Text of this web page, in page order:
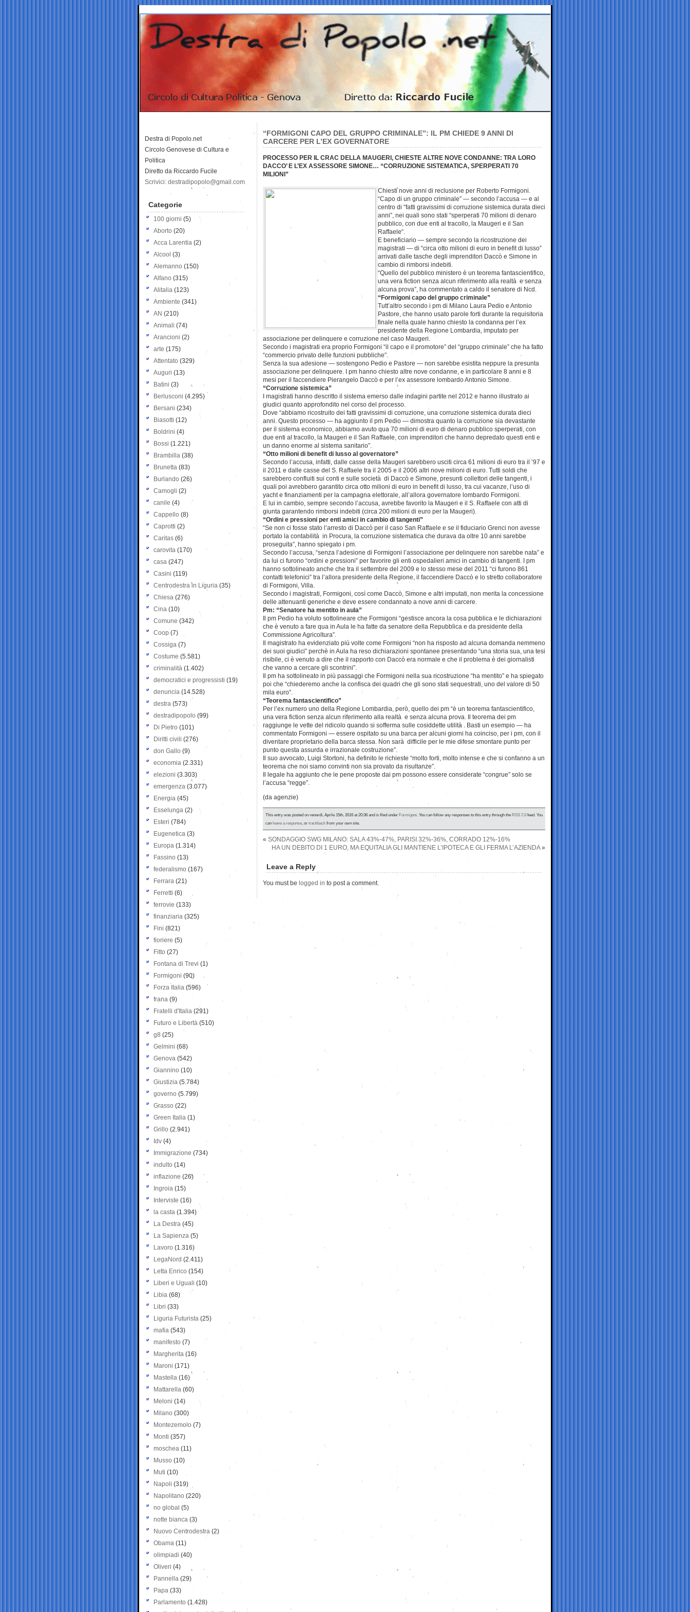
“FORMIGONI CAPO DEL GRUPPO CRIMINALE”: IL PM CHIEDE 9 ANNI DI
CARCERE PER L’EX GOVERNATORE
PROCESSO PER IL CRAC DELLA MAUGERI, CHIESTE ALTRE NOVE CONDANNE: TRA LORO
DACCO’ E L’EX ASSESSORE SIMONE… “CORRUZIONE SISTEMATICA, SPERPERATI 70
MILIONI”
Chiesti nove anni di reclusione per Roberto Formigoni.
“Capo di un gruppo criminale” — secondo l’accusa — e al
centro di “fatti gravissimi di corruzione sistemica durata dieci
anni”, nei quali sono stati “sperperati 70 milioni di denaro
pubblico, con due enti al tracollo, la Maugeri e il San
Raffaele“.
E beneficiario — sempre secondo la ricostruzione dei
magistrati — di “circa otto milioni di euro in benefit di lusso”
arrivati dalle tasche degli imprenditori Daccò e Simone in
cambio di rimborsi indebiti.
“Quello del pubblico ministero è un teorema fantascientifico,
una vera fiction senza alcun riferimento alla realtà e senza
alcuna prova”, ha commentato a caldo il senatore di Ncd.
“Formigoni capo del gruppo criminale”
Tutt’altro secondo i pm di Milano Laura Pedio e Antonio
Pastore, che hanno usato parole forti durante la requisitoria
finale nella quale hanno chiesto la condanna per l’ex
presidente della Regione Lombardia, imputato per
associazione per delinquere e corruzione nel caso Maugeri.
Secondo i magistrati era proprio Formigoni “il capo e il promotore” del “gruppo criminale” che ha fatto
“commercio privato delle funzioni pubbliche”.
Senza la sua adesione — sostengono Pedio e Pastore — non sarebbe esistita neppure la presunta
associazione per delinquere. I pm hanno chiesto altre nove condanne, e in particolare 8 anni e 8
mesi per il faccendiere Pierangelo Daccò e per l’ex assessore lombardo Antonio Simone.
“Corruzione sistemica”
I magistrati hanno descritto il sistema emerso dalle indagini partite nel 2012 e hanno illustrato ai
giudici quanto approfondito nel corso del processo.
Dove “abbiamo ricostruito dei fatti gravissimi di corruzione, una corruzione sistemica durata dieci
anni. Questo processo — ha aggiunto il pm Pedio — dimostra quanto la corruzione sia devastante
per il sistema economico, abbiamo avuto qua 70 milioni di euro di denaro pubblico sperperati, con
due enti al tracollo, la Maugeri e il San Raffaele, con imprenditori che hanno depredato questi enti e
un danno enorme al sistema sanitario”.
“Otto milioni di benefit di lusso al governatore”
Secondo l’accusa, infatti, dalle casse della Maugeri sarebbero usciti circa 61 milioni di euro tra il ’97 e
il 2011 e dalle casse del S. Raffaele tra il 2005 e il 2006 altri nove milioni di euro. Tutti soldi che
sarebbero confluiti sui conti e sulle società di Daccò e Simone, presunti collettori delle tangenti, i
quali poi avrebbero garantito circa otto milioni di euro in benefit di lusso, tra cui vacanze, l’uso di
yacht e finanziamenti per la campagna elettorale, all’allora governatore lombardo Formigoni.
E lui in cambio, sempre secondo l’accusa, avrebbe favorito la Maugeri e il S. Raffaele con atti di
giunta garantendo rimborsi indebiti (circa 200 milioni di euro per la Maugeri).
“Ordini e pressioni per enti amici in cambio di tangenti”
“Se non ci fosse stato l’arresto di Daccò per il caso San Raffaele e se il fiduciario Grenci non avesse
portato la contabilità in Procura, la corruzione sistematica che durava da oltre 10 anni sarebbe
proseguita”, hanno spiegato i pm.
Secondo l’accusa, “senza l’adesione di Formigoni l’associazione per delinquere non sarebbe nata” e
da lui ci furono “ordini e pressioni” per favorire gli enti ospedalieri amici in cambio di tangenti. I pm
hanno sottolineato anche che tra il settembre del 2009 e lo stesso mese del 2011 “ci furono 861
contatti telefonici” tra l’allora presidente della Regione, il faccendiere Daccò e lo stretto collaboratore
di Formigoni, Villa.
Secondo i magistrati, Formigoni, così come Daccò, Simone e altri imputati, non merita la concessione
delle attenuanti generiche e deve essere condannato a nove anni di carcere.
Pm: “Senatore ha mentito in aula”
Il pm Pedio ha voluto sottolineare che Formigoni “gestisce ancora la cosa pubblica e le dichiarazioni
che è venuto a fare qua in Aula le ha fatte da senatore della Repubblica e da presidente della
Commissione Agricoltura”.
Il magistrato ha evidenziato più volte come Formigoni “non ha risposto ad alcuna domanda nemmeno
dei suoi giudici” perchè in Aula ha reso dichiarazioni spontanee presentando “una storia sua, una tesi
risibile, ci è venuto a dire che il rapporto con Daccò era normale e che il problema è dei giornalisti
che vanno a cercare gli scontrini”.
Il pm ha sottolineato in più passaggi che Formigoni nella sua ricostruzione “ha mentito” e ha spiegato
poi che “chiederemo anche la confisca dei quadri che gli sono stati sequestrati, uno del valore di 50
mila euro”.
“Teorema fantascientifico”
Per l’ex numero uno della Regione Lombardia, però, quello dei pm “è un teorema fantascientifico,
una vera fiction senza alcun riferimento alla realtà e senza alcuna prova. Il teorema dei pm
raggiunge le vette del ridicolo quando si sofferma sulle cosiddette utilità . Basti un esempio — ha
commentato Formigoni — essere ospitato su una barca per alcuni giorni ha coinciso, per i pm, con il
diventare proprietario della barca stessa. Non sarà difficile per le mie difese smontare punto per
punto questa assurda e irrazionale costruzione”.
Il suo avvocato, Luigi Stortoni, ha definito le richieste “molto forti, molto intense e che si confanno a un
teorema che noi siamo convinti non sia provato da risultanze”.
Il legale ha aggiunto che le pene proposte dai pm possono essere considerate “congrue” solo se
l’accusa “regge”.
(da agenzie)
This entry was posted on venerdì, Aprile 15th, 2016 at 20:36 and is filed underFormigoni. You can follow any responses to this entry through theRSS 2.0feed. You
canleave a response, ortrackbackfrom your own site.
« SONDAGGIO SWG MILANO: SALA 43%-47%, PARISI 32%-36%, CORRADO 12%-16%
HA UN DEBITO DI 1 EURO, MA EQUITALIA GLI MANTIENE L’IPOTECA E GLI FERMA L’AZIENDA»
Leave a Reply
You must be logged in to post a comment.
Destra di Popolo.net
Circolo Genovese di Cultura e
Politica
Diretto da Riccardo Fucile
Scrivici: destradipopolo@gmail.com
Categorie
100 giorni (5)
Aborto (20)
Acca Larentia (2)
Alcool (3)
Alemanno (150)
Alfano (315)
Alitalia (123)
Ambiente (341)
AN (210)
Animali (74)
Arancioni (2)
arte (175)
Attentato (329)
Auguri (13)
Batini (3)
Berlusconi (4.295)
Bersani (234)
Biasotti (12)
Boldrini (4)
Bossi (1.221)
Brambilla (38)
Brunetta (83)
Burlando (26)
Camogli (2)
canile (4)
Cappello (8)
Caprotti (2)
Caritas (6)
carovita (170)
casa (247)
Casini (119)
Centrodestra in Liguria (35)
Chiesa (276)
Cina (10)
Comune (342)
Coop (7)
Cossiga (7)
Costume (5.581)
criminalità (1.402)
democratici e progressisti (19)
denuncia (14.528)
destra (573)
destradipopolo (99)
Di Pietro (101)
Diritti civili (276)
don Gallo (9)
economia (2.331)
elezioni (3.303)
emergenza (3.077)
Energia (45)
Esselunga (2)
Esteri (784)
Eugenetica (3)
Europa (1.314)
Fassino (13)
federalismo (167)
Ferrara (21)
Ferretti (6)
ferrovie (133)
finanziaria (325)
Fini (821)
fioriere (5)
Fitto (27)
Fontana di Trevi (1)
Formigoni (90)
Forza Italia (596)
frana (9)
Fratelli d'Italia (291)
Futuro e Libertà (510)
g8 (25)
Gelmini (68)
Genova (542)
Giannino (10)
Giustizia (5.784)
governo (5.799)
Grasso (22)
Green Italia (1)
Grillo (2.941)
Idv (4)
Immigrazione (734)
indulto (14)
inflazione (26)
Ingroia (15)
Interviste (16)
la casta (1.394)
La Destra (45)
La Sapienza (5)
Lavoro (1.316)
LegaNord (2.411)
Letta Enrico (154)
Liberi e Uguali (10)
Libia (68)
Libri (33)
Liguria Futurista (25)
mafia (543)
manifesto (7)
Margherita (16)
Maroni (171)
Mastella (16)
Mattarella (60)
Meloni (14)
Milano (300)
Montezemolo (7)
Monti (357)
moschea (11)
Musso (10)
Muti (10)
Napoli (319)
Napolitano (220)
no global (5)
notte bianca (3)
Nuovo Centrodestra (2)
Obama (11)
olimpiadi (40)
Oliveri (4)
Pannella (29)
Papa (33)
Parlamento (1.428)